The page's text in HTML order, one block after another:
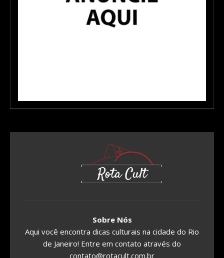
Sobre Nós
Aqui você encontra dicas culturais na cidade do Rio
de Janeiro! Entre em contato através do
contato@rotacult.com.br